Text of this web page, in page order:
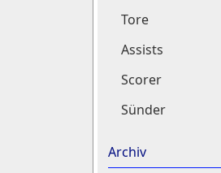
Tore
Assists
Scorer
Sünder
Archiv